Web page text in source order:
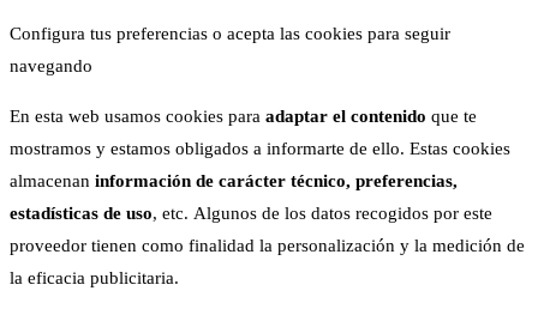
Configura tus preferencias o acepta las cookies para seguir
navegando
En esta web usamos cookies para adaptar el contenido que te
mostramos y estamos obligados a informarte de ello. Estas cookies
almacenan información de carácter técnico, preferencias,
estadísticas de uso, etc. Algunos de los datos recogidos por este
proveedor tienen como finalidad la personalización y la medición de
la eficacia publicitaria.